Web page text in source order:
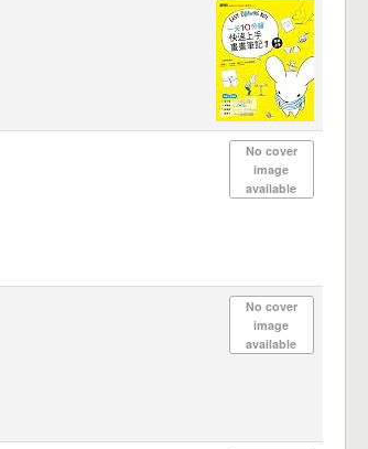
No cover
image
available
No cover
image
available